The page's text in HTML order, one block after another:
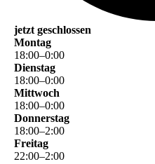
jetzt geschlossen
Montag
18:00–0:00
Dienstag
18:00–0:00
Mittwoch
18:00–0:00
Donnerstag
18:00–2:00
Freitag
22:00–2:00